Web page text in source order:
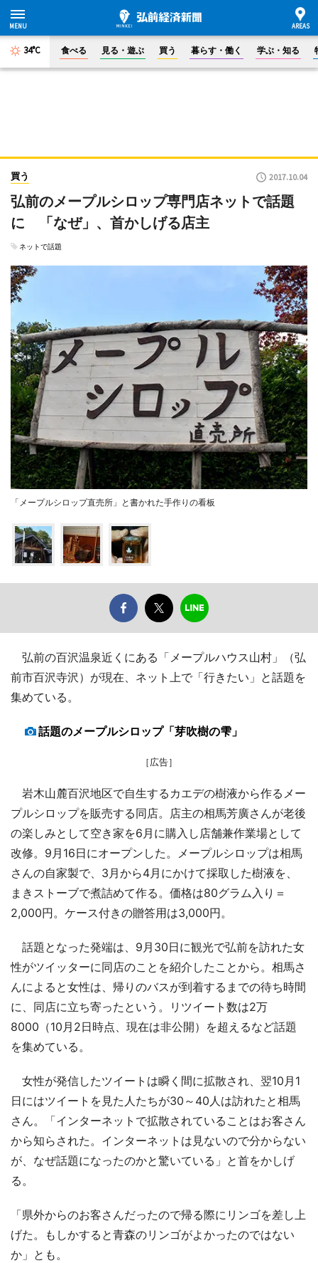
34°C 食べる 見る・遊ぶ 買う 暮らす・働く 学ぶ・知る
買う 2017.10.04
弘前のメープルシロップ専門店ネットで話題
に 「なぜ」、首かしげる店主
ネットで話題
「メープルシロップ直売所」と書かれた手作りの看板
弘前の百沢温泉近くにある「メープルハウス山村」（弘
前市百沢寺沢）が現在、ネット上で「行きたい」と話題を
集めている。
話題のメープルシロップ「芽吹樹の雫」
［広告］
岩木山麓百沢地区で自生するカエデの樹液から作るメー
プルシロップを販売する同店。店主の相馬芳廣さんが老後
の楽しみとして空き家を6月に購入し店舗兼作業場として
改修。9月16日にオープンした。メープルシロップは相馬
さんの自家製で、3月から4月にかけて採取した樹液を、
まきストーブで煮詰めて作る。価格は80グラム入り＝
2,000円。ケース付きの贈答用は3,000円。
話題となった発端は、9月30日に観光で弘前を訪れた女
性がツイッターに同店のことを紹介したことから。相馬さ
んによると女性は、帰りのバスが到着するまでの待ち時間
に、同店に立ち寄ったという。リツイート数は2万
8000（10月2日時点、現在は非公開）を超えるなど話題
を集めている。
女性が発信したツイートは瞬く間に拡散され、翌10月1
日にはツイートを見た人たちが30～40人は訪れたと相馬
さん。「インターネットで拡散されていることはお客さん
から知らされた。インターネットは見ないので分からない
が、なぜ話題になったのかと驚いている」と首をかしげ
る。
「県外からのお客さんだったので帰る際にリンゴを差し上
げた。もしかすると青森のリンゴがよかったのではない
か」とも。